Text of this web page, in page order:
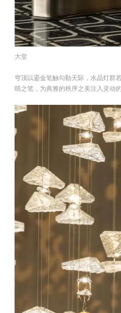
大堂
穹顶以鎏金笔触勾勒天际，水晶灯群
睛之笔，为典雅的秩序之美注入灵动的